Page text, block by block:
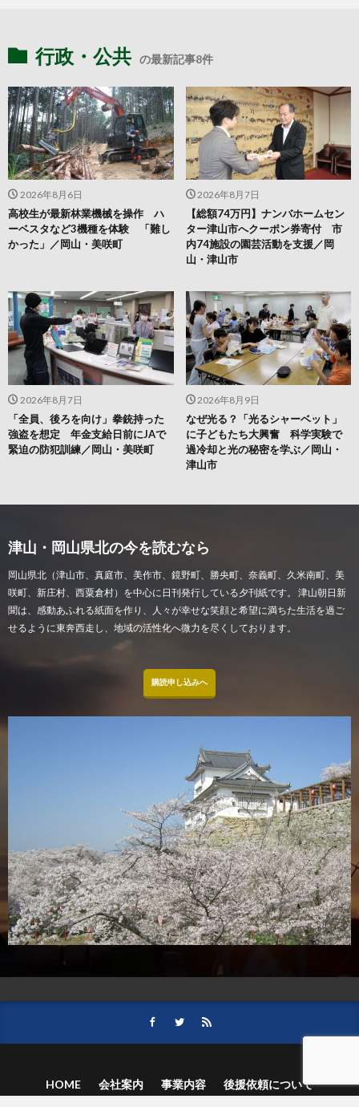
行政・公共 の最新記事8件
2026年8月9日
なぜ光る？「光るシャーベット」
に子どもたち大興奮 科学実験で
過冷却と光の秘密を学ぶ／岡山・
津山市
2026年8月7日
「全員、後ろを向け」拳銃持った
強盗を想定 年金支給日前にJAで
緊迫の防犯訓練／岡山・美咲町
2026年8月7日
【総額74万円】ナンバホームセン
ター津山市へクーポン券寄付 市
内74施設の園芸活動を支援／岡
山・津山市
2026年8月6日
高校生が最新林業機械を操作 ハ
ーベスタなど3機種を体験 「難し
かった」／岡山・美咲町
津山・岡山県北の今を読むなら
岡山県北（津山市、真庭市、美作市、鏡野町、勝央町、奈義町、久米南町、美
咲町、新庄村、西粟倉村）を中心に日刊発行している夕刊紙です。 津山朝日新
聞は、感動あふれる紙面を作り、人々が幸せな笑顔と希望に満ちた生活を過ご
せるように東奔西走し、地域の活性化へ微力を尽くしております。
購読申し込みへ
HOME 会社案内 事業内容
後援依頼について